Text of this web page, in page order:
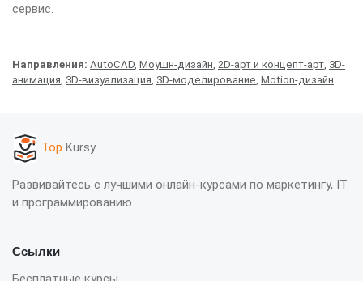
сервис.
Направления: AutoCAD, Моушн-дизайн, 2D-арт и концепт-арт, 3D-
анимация, 3D-визуализация, 3D-моделирование, Motion-дизайн
Top Kursy
Развивайтесь с лучшими онлайн-курсами по маркетингу, IT
и программированию.
Ссылки